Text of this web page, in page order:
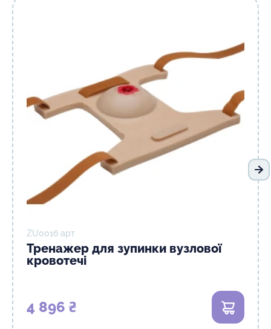
ZU0016 арт
Тренажер для зупинки вузлової
кровотечі
4 896 ₴ В кошик